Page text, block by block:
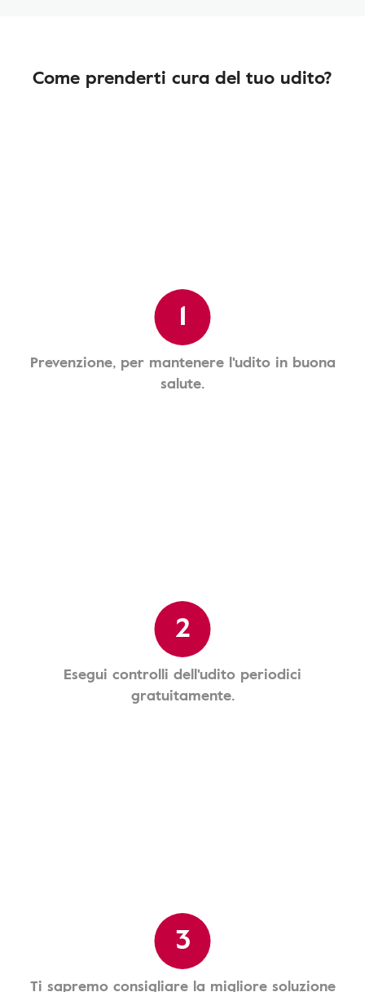
Come prenderti cura del tuo udito?
1
Prevenzione, per mantenere l'udito in buona
salute.
2
Esegui controlli dell'udito periodici
gratuitamente.
3
Ti sapremo consigliare la migliore soluzione